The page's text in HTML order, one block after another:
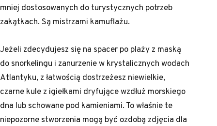
mniej dostosowanych do turystycznych potrzeb
zakątkach. Są mistrzami kamuflażu.
Jeżeli zdecydujesz się na spacer po plaży z maską
do snorkelingu i zanurzenie w krystalicznych wodach
Atlantyku, z łatwością dostrzeżesz niewielkie,
czarne kule z igiełkami dryfujące wzdłuż morskiego
dna lub schowane pod kamieniami. To właśnie te
niepozorne stworzenia mogą być ozdobą zdjęcia dla